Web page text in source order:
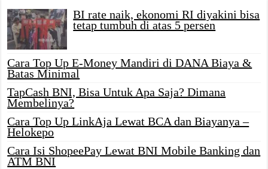
BI rate naik, ekonomi RI diyakini bisa
tetap tumbuh di atas 5 persen
Cara Top Up E-Money Mandiri di DANA Biaya &
Batas Minimal
TapCash BNI, Bisa Untuk Apa Saja? Dimana
Membelinya?
Cara Top Up LinkAja Lewat BCA dan Biayanya –
Helokepo
Cara Isi ShopeePay Lewat BNI Mobile Banking dan
ATM BNI